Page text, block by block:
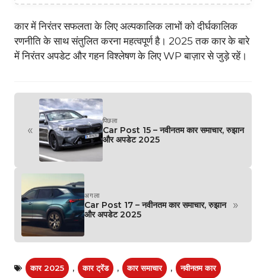
कार में निरंतर सफलता के लिए अल्पकालिक लाभों को दीर्घकालिक
रणनीति के साथ संतुलित करना महत्वपूर्ण है। 2025 तक कार के बारे
में निरंतर अपडेट और गहन विश्लेषण के लिए WP बाज़ार से जुड़े रहें।
«
पिछला
Car Post 15 – नवीनतम कार समाचार, रुझान
और अपडेट 2025
अगला
Car Post 17 – नवीनतम कार समाचार, रुझान
और अपडेट 2025
»
कार 2025 , कार ट्रेंड , कार समाचार , नवीनतम कार